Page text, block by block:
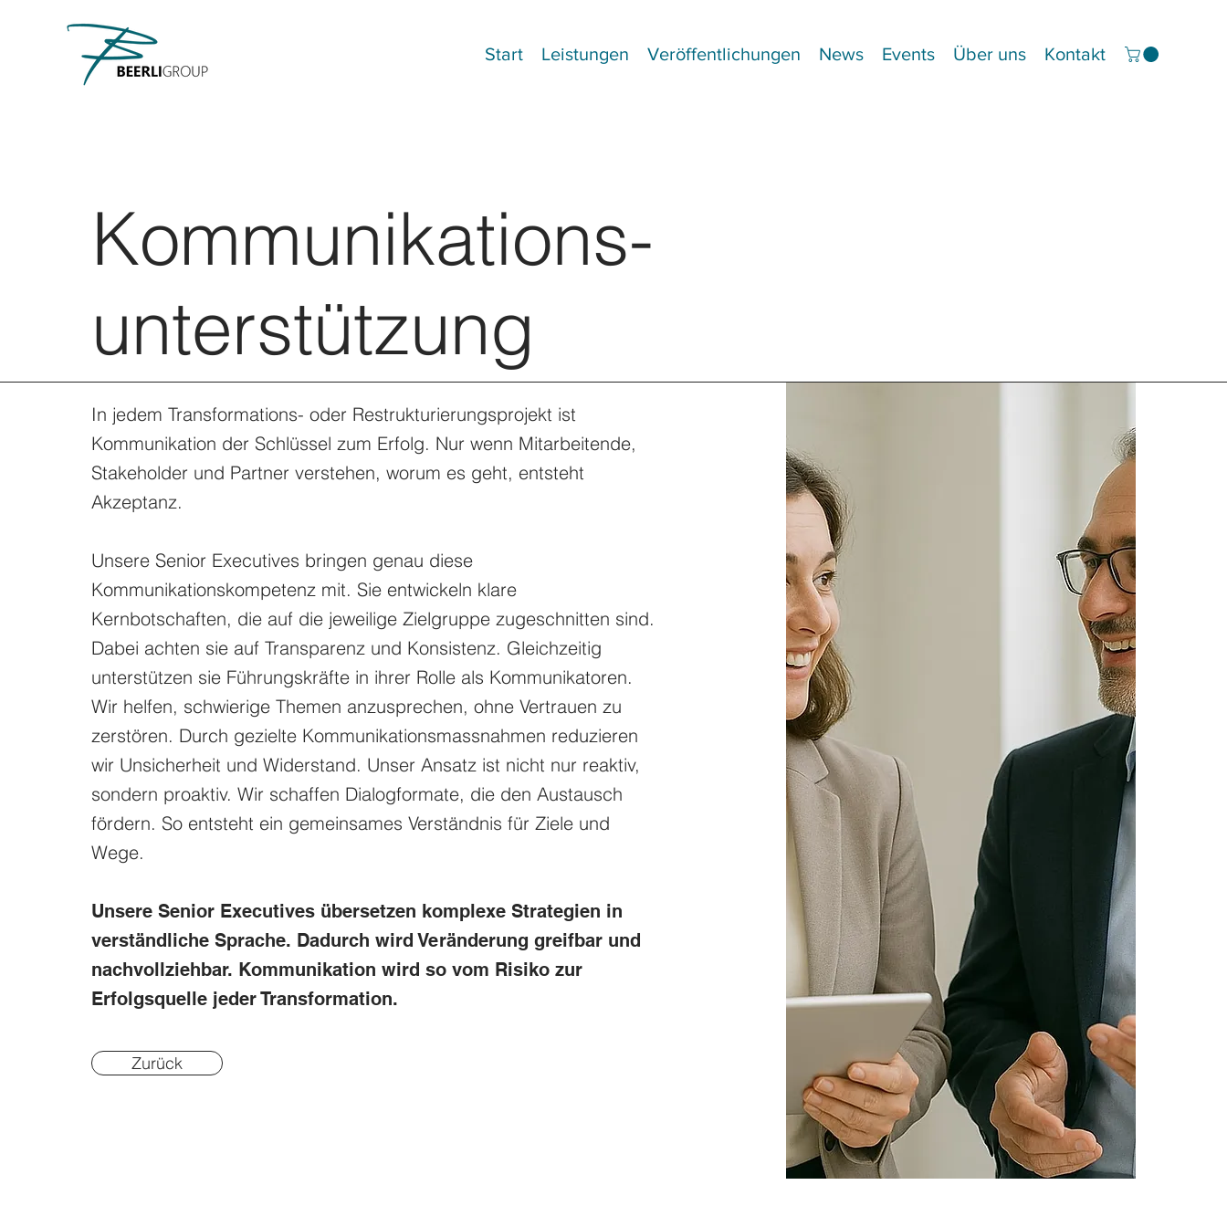
Start Leistungen Veröffentlichungen News Events Über uns Kontakt
Kommunikations-
unterstützung
In jedem Transformations- oder Restrukturierungsprojekt ist
Kommunikation der Schlüssel zum Erfolg. Nur wenn Mitarbeitende,
Stakeholder und Partner verstehen, worum es geht, entsteht
Akzeptanz.
Unsere Senior Executives bringen genau diese
Kommunikationskompetenz mit. Sie entwickeln klare
Kernbotschaften, die auf die jeweilige Zielgruppe zugeschnitten sind.
Dabei achten sie auf Transparenz und Konsistenz. Gleichzeitig
unterstützen sie Führungskräfte in ihrer Rolle als Kommunikatoren.
Wir helfen, schwierige Themen anzusprechen, ohne Vertrauen zu
zerstören. Durch gezielte Kommunikationsmassnahmen reduzieren
wir Unsicherheit und Widerstand. Unser Ansatz ist nicht nur reaktiv,
sondern proaktiv. Wir schaffen Dialogformate, die den Austausch
fördern. So entsteht ein gemeinsames Verständnis für Ziele und
Wege.
Unsere Senior Executives übersetzen komplexe Strategien in
verständliche Sprache. Dadurch wird Veränderung greifbar und
nachvollziehbar. Kommunikation wird so vom Risiko zur
Erfolgsquelle jeder Transformation.
Zurück